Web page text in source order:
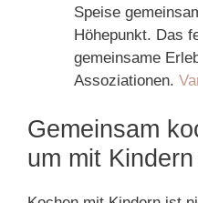
Speise
Höhepunkt. Das
gemeinsame
Assoziationen.
Gemeinsam
um mit